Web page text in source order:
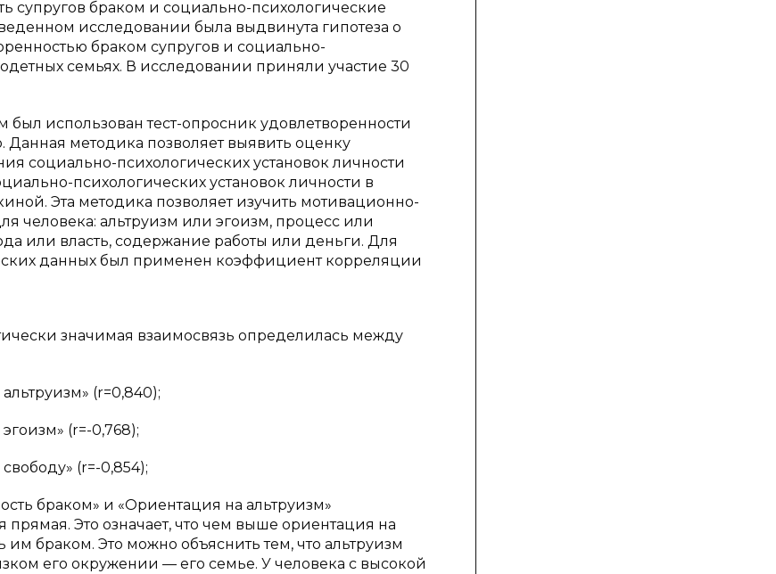
супругов браком и социально-психологические
исследовании была выдвинута гипотеза о
браком супругов и социально-
семьях. В исследовании приняли участие 30
использован тест-опросник удовлетворенности
Данная методика позволяет выявить оценку
социально-психологических установок личности
психологических установок личности в
Эта методика позволяет изучить мотивационно-
человека: альтруизм или эгоизм, процесс или
или власть, содержание работы или деньги. Для
данных был применен коэффициент корреляции
значимая взаимосвязь определилась между
(r=0,840);
(r=-0,768);
(r=-0,854);
браком» и «Ориентация на альтруизм»
прямая. Это означает, что чем выше ориентация на
браком. Это можно объяснить тем, что альтруизм
его окружении — его семье. У человека с высокой